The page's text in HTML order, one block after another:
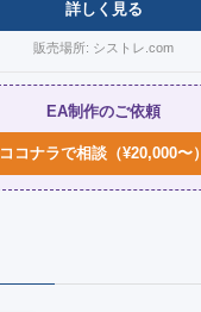
詳しく見る
販売場所: シストレ.com
EA制作のご依頼
ココナラで相談（¥20,000〜）